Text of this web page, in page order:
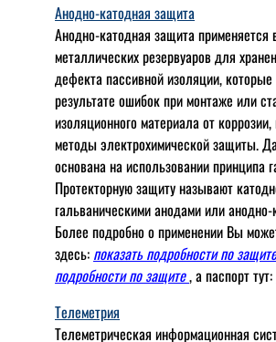
Анодно-катодная защита
Анодно-катодная защита
металлических резервуаров для
дефекта пассивной изоляции,
результате ошибок при монтаже или
изоляционного материала от
методы электрохимической защиты.
основана на использовании принципа
Протекторную защиту называют
гальваническими анодами или
Более подробно о применении Вы
здесь: показать подробности по
подробности по защите, а паспорт тут:
Телеметрия
Телеметрическая информационная